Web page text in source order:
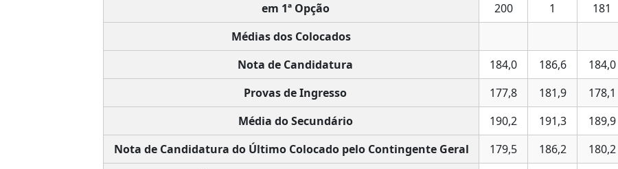
em 1ª Opção
200 1 181
Médias dos Colocados
Nota de Candidatura
184,0 186,6 184,0
Provas de Ingresso
177,8 181,9 178,1
Média do Secundário
190,2 191,3 189,9
Nota de Candidatura do Último Colocado pelo Contingente Geral
179,5 186,2 180,2